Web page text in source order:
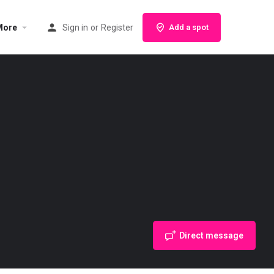
Sign in or Register Add a spot
Direct message